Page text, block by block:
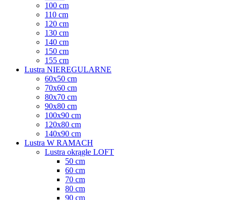
100 cm
110 cm
120 cm
130 cm
140 cm
150 cm
155 cm
Lustra NIEREGULARNE
60x50 cm
70x60 cm
80x70 cm
90x80 cm
100x90 cm
120x80 cm
140x90 cm
Lustra W RAMACH
Lustra okrągłe LOFT
50 cm
60 cm
70 cm
80 cm
90 cm